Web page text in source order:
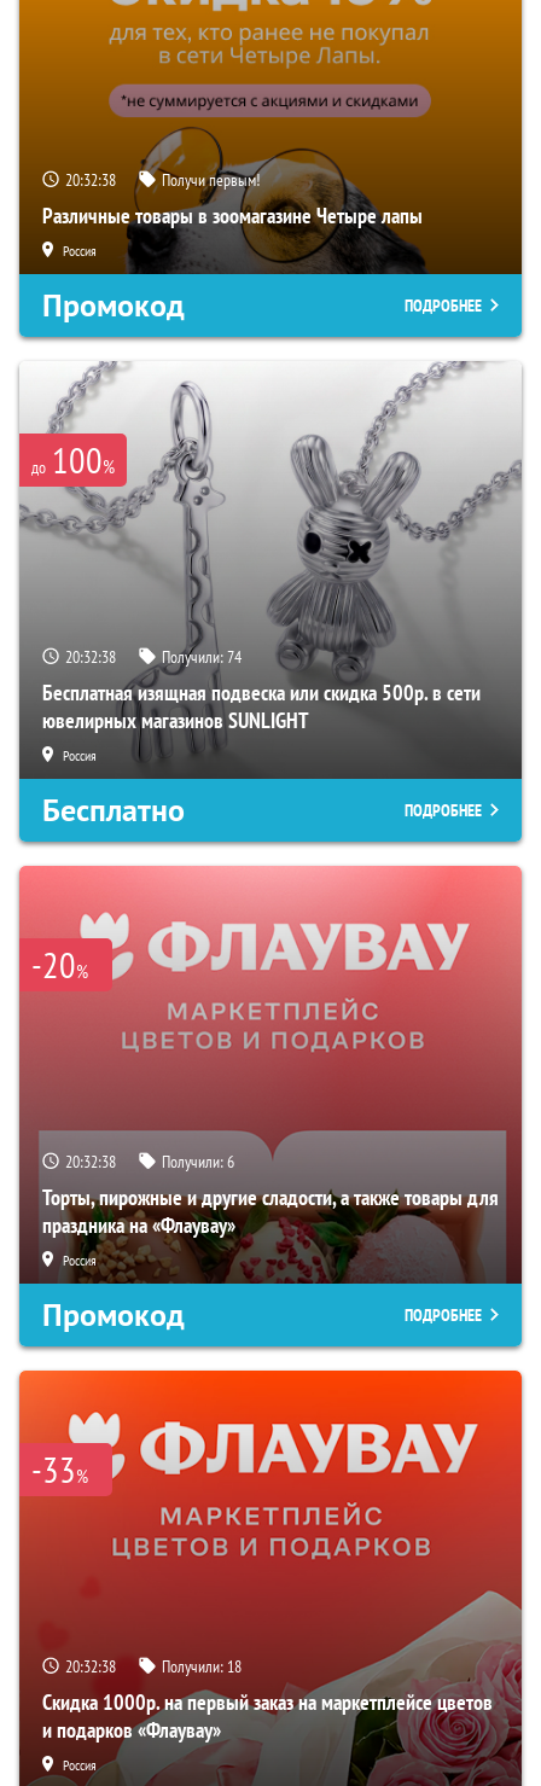
20:32:37 Получи первым!
Различные товары в зоомагазине Четыре лапы
Россия
Промокод ПОДРОБНЕЕ
до 100%
20:32:37 Получили:74
Бесплатная изящная подвеска или скидка 500р. в сети
ювелирных магазинов SUNLIGHT
Россия
Бесплатно ПОДРОБНЕЕ
-20%
20:32:37 Получили:6
Торты, пирожные и другие сладости, а также товары для
праздника на «Флаувау»
Россия
Промокод ПОДРОБНЕЕ
-33%
20:32:37 Получили: 18
Скидка 1000р. на первый заказ на маркетплейсе цветов
и подарков «Флаувау»
Россия